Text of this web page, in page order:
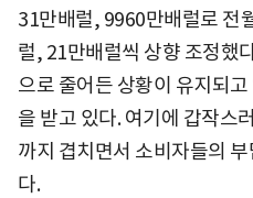
31만배럴, 9960만배럴로 전
럴, 21만배럴씩 상향 조정했
으로 줄어든 상황이 유지되
을 받고 있다. 여기에 갑작스
까지 겹치면서 소비자들의
다.